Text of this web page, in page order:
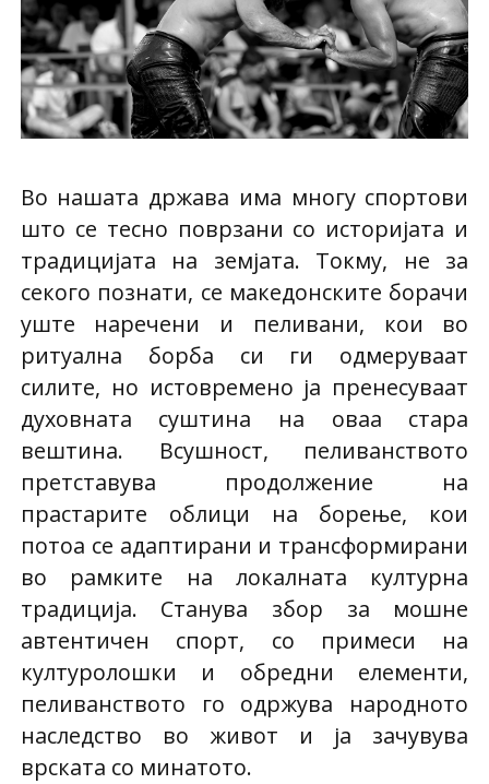
Во нашата држава има многу спортови
што се тесно поврзани со историјата и
традицијата на земјата. Токму, не за
секого познати, се македонските борачи
уште наречени и пеливани, кои во
ритуална борба си ги одмеруваат
силите, но истовремено ја пренесуваат
духовната суштина на оваа стара
вештина. Всушност, пеливанството
претставува продолжение на
прастарите облици на борење, кои
потоа се адаптирани и трансформирани
во рамките на локалната културна
традиција. Станува збор за мошне
автентичен спорт, со примеси на
културолошки и обредни елементи,
пеливанството го одржува народното
наследство во живот и ја зачувува
врската со минатото.